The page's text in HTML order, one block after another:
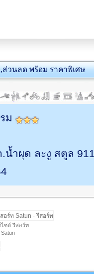
ส่วนลด พร้อม ราคาพิเศษ
ม
น้ำผุด ละงู สตูล
ไซต์ รีสอร์ท
Satun